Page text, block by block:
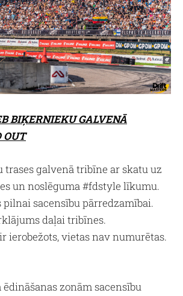
BIĶERNIEKU GALVENĀ
OUT
galvenā tribīne ar skatu uz
un noslēguma #fdstyle līkumu.
sacensību pārredzamībai.
daļai tribīnes.
ierobežots, vietas nav numurētas.
zonām sacensību